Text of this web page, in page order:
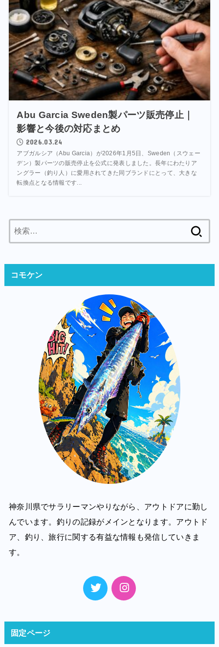
Abu Garcia Sweden製パーツ販売停止｜
影響と今後の対応まとめ
2026.03.24
アブガルシア（Abu Garcia）が2026年1月5日、Sweden（スウェー
デン）製パーツの販売停止を公式に発表しました。長年にわたりア
ングラー（釣り人）に愛用されてきた同ブランドにとって、大きな
転換点となる情報です...
索:
コモケン
神奈川県でサラリーマンやりながら、アウトドアに勤し
んでいます。釣りの記録がメインとなります。アウトド
ア、釣り、旅行に関する有益な情報も発信していきま
す。
固定ページ